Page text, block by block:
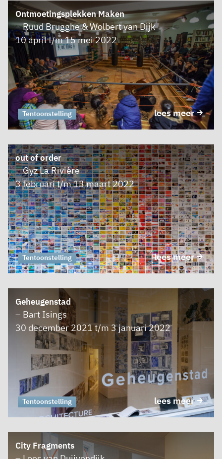
Ontmoetingsplekken Maken
– Ruud Brugghe & Wolbert van Dijk
10 april t/m 15 mei 2022
lees meer
Tentoonstelling
out of order
– Gyz La Rivière
3 februari t/m 13 maart 2022
lees meer
Tentoonstelling
Geheugenstad
– Bart Isings
30 december 2021 t/m 3 januari 2022
lees meer
Tentoonstelling
City Fragments